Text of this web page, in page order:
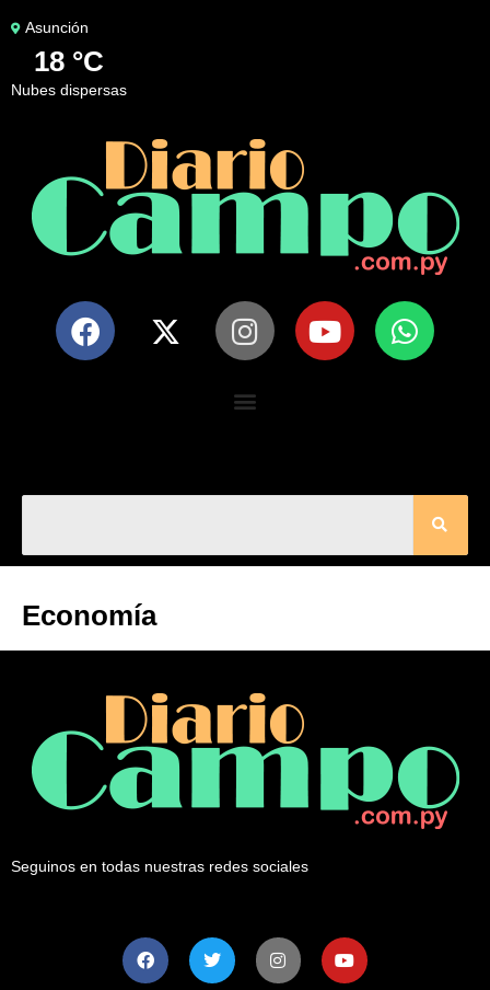
Asunción
18 °C
nubes dispersas
Economía
Seguinos en todas nuestras redes sociales